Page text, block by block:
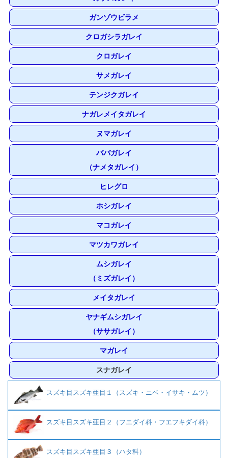
ガンゾウビラメ
クロガシラガレイ
クロガレイ
サメガレイ
テンジクガレイ
ナガレメイタガレイ
ヌマガレイ
ババガレイ
（ナメタガレイ）
ヒレグロ
ホシガレイ
マコガレイ
マツカワガレイ
ムシガレイ
（ミズガレイ）
メイタガレイ
ヤナギムシガレイ
（ササガレイ）
マガレイ
スナガレイ
スズキ目スズキ亜目１（スズキ・ニベ・イサキ・ムツ）
スズキ目スズキ亜目２（フエダイ科・フエフキダイ科）
スズキ目スズキ亜目３（ハタ科）